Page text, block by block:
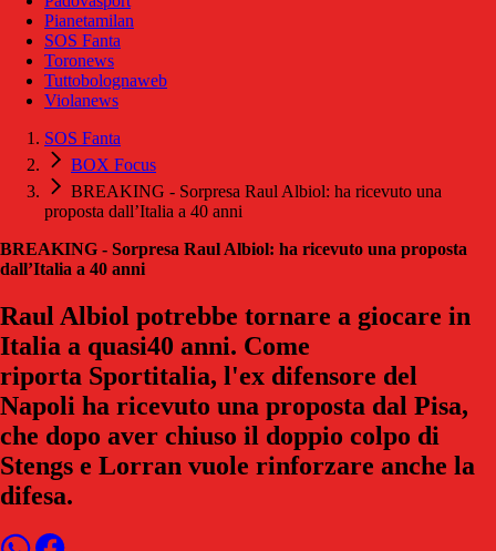
Pianetamilan
SOS Fanta
Toronews
Tuttobolognaweb
Violanews
SOS Fanta
BOX Focus
BREAKING - Sorpresa Raul Albiol: ha ricevuto una
proposta dall’Italia a 40 anni
BREAKING - Sorpresa Raul Albiol: ha ricevuto una proposta
dall’Italia a 40 anni
Raul Albiol potrebbe tornare a giocare in
Italia a quasi40 anni. Come
riporta Sportitalia, l'ex difensore del
Napoli ha ricevuto una proposta dal Pisa,
che dopo aver chiuso il doppio colpo di
Stengs e Lorran vuole rinforzare anche la
difesa.